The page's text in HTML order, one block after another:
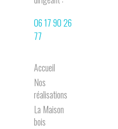
06 17 90 26
77
Accueil
Nos
réalisations
La Maison
bois